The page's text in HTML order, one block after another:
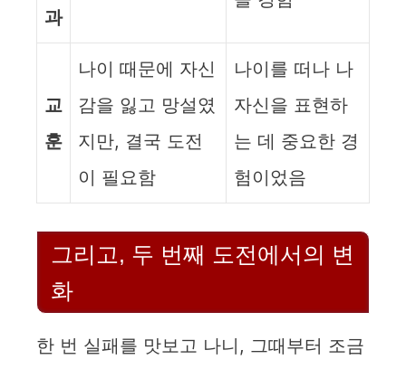
과
교
훈
나이 때문에 자신
감을 잃고 망설였
지만, 결국 도전
이 필요함
나이를 떠나 나
자신을 표현하
는 데 중요한 경
험이었음
그리고, 두 번째 도전에서의 변
화
한 번 실패를 맛보고 나니, 그때부터 조금